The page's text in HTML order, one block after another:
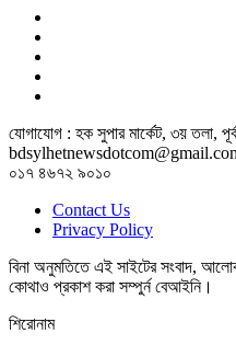
যোগাযোগ : হক সুপার মার্কেট, ৩য় তলা,
০১৭ ৪৬৭২ ৯০১০
Contact Us
Privacy Policy
বিনা অনুমতিতে এই সাইটের সংবাদ,
কোথাও প্রকাশ করা সম্পুর্ন বেআইনি।
শিরোনাম